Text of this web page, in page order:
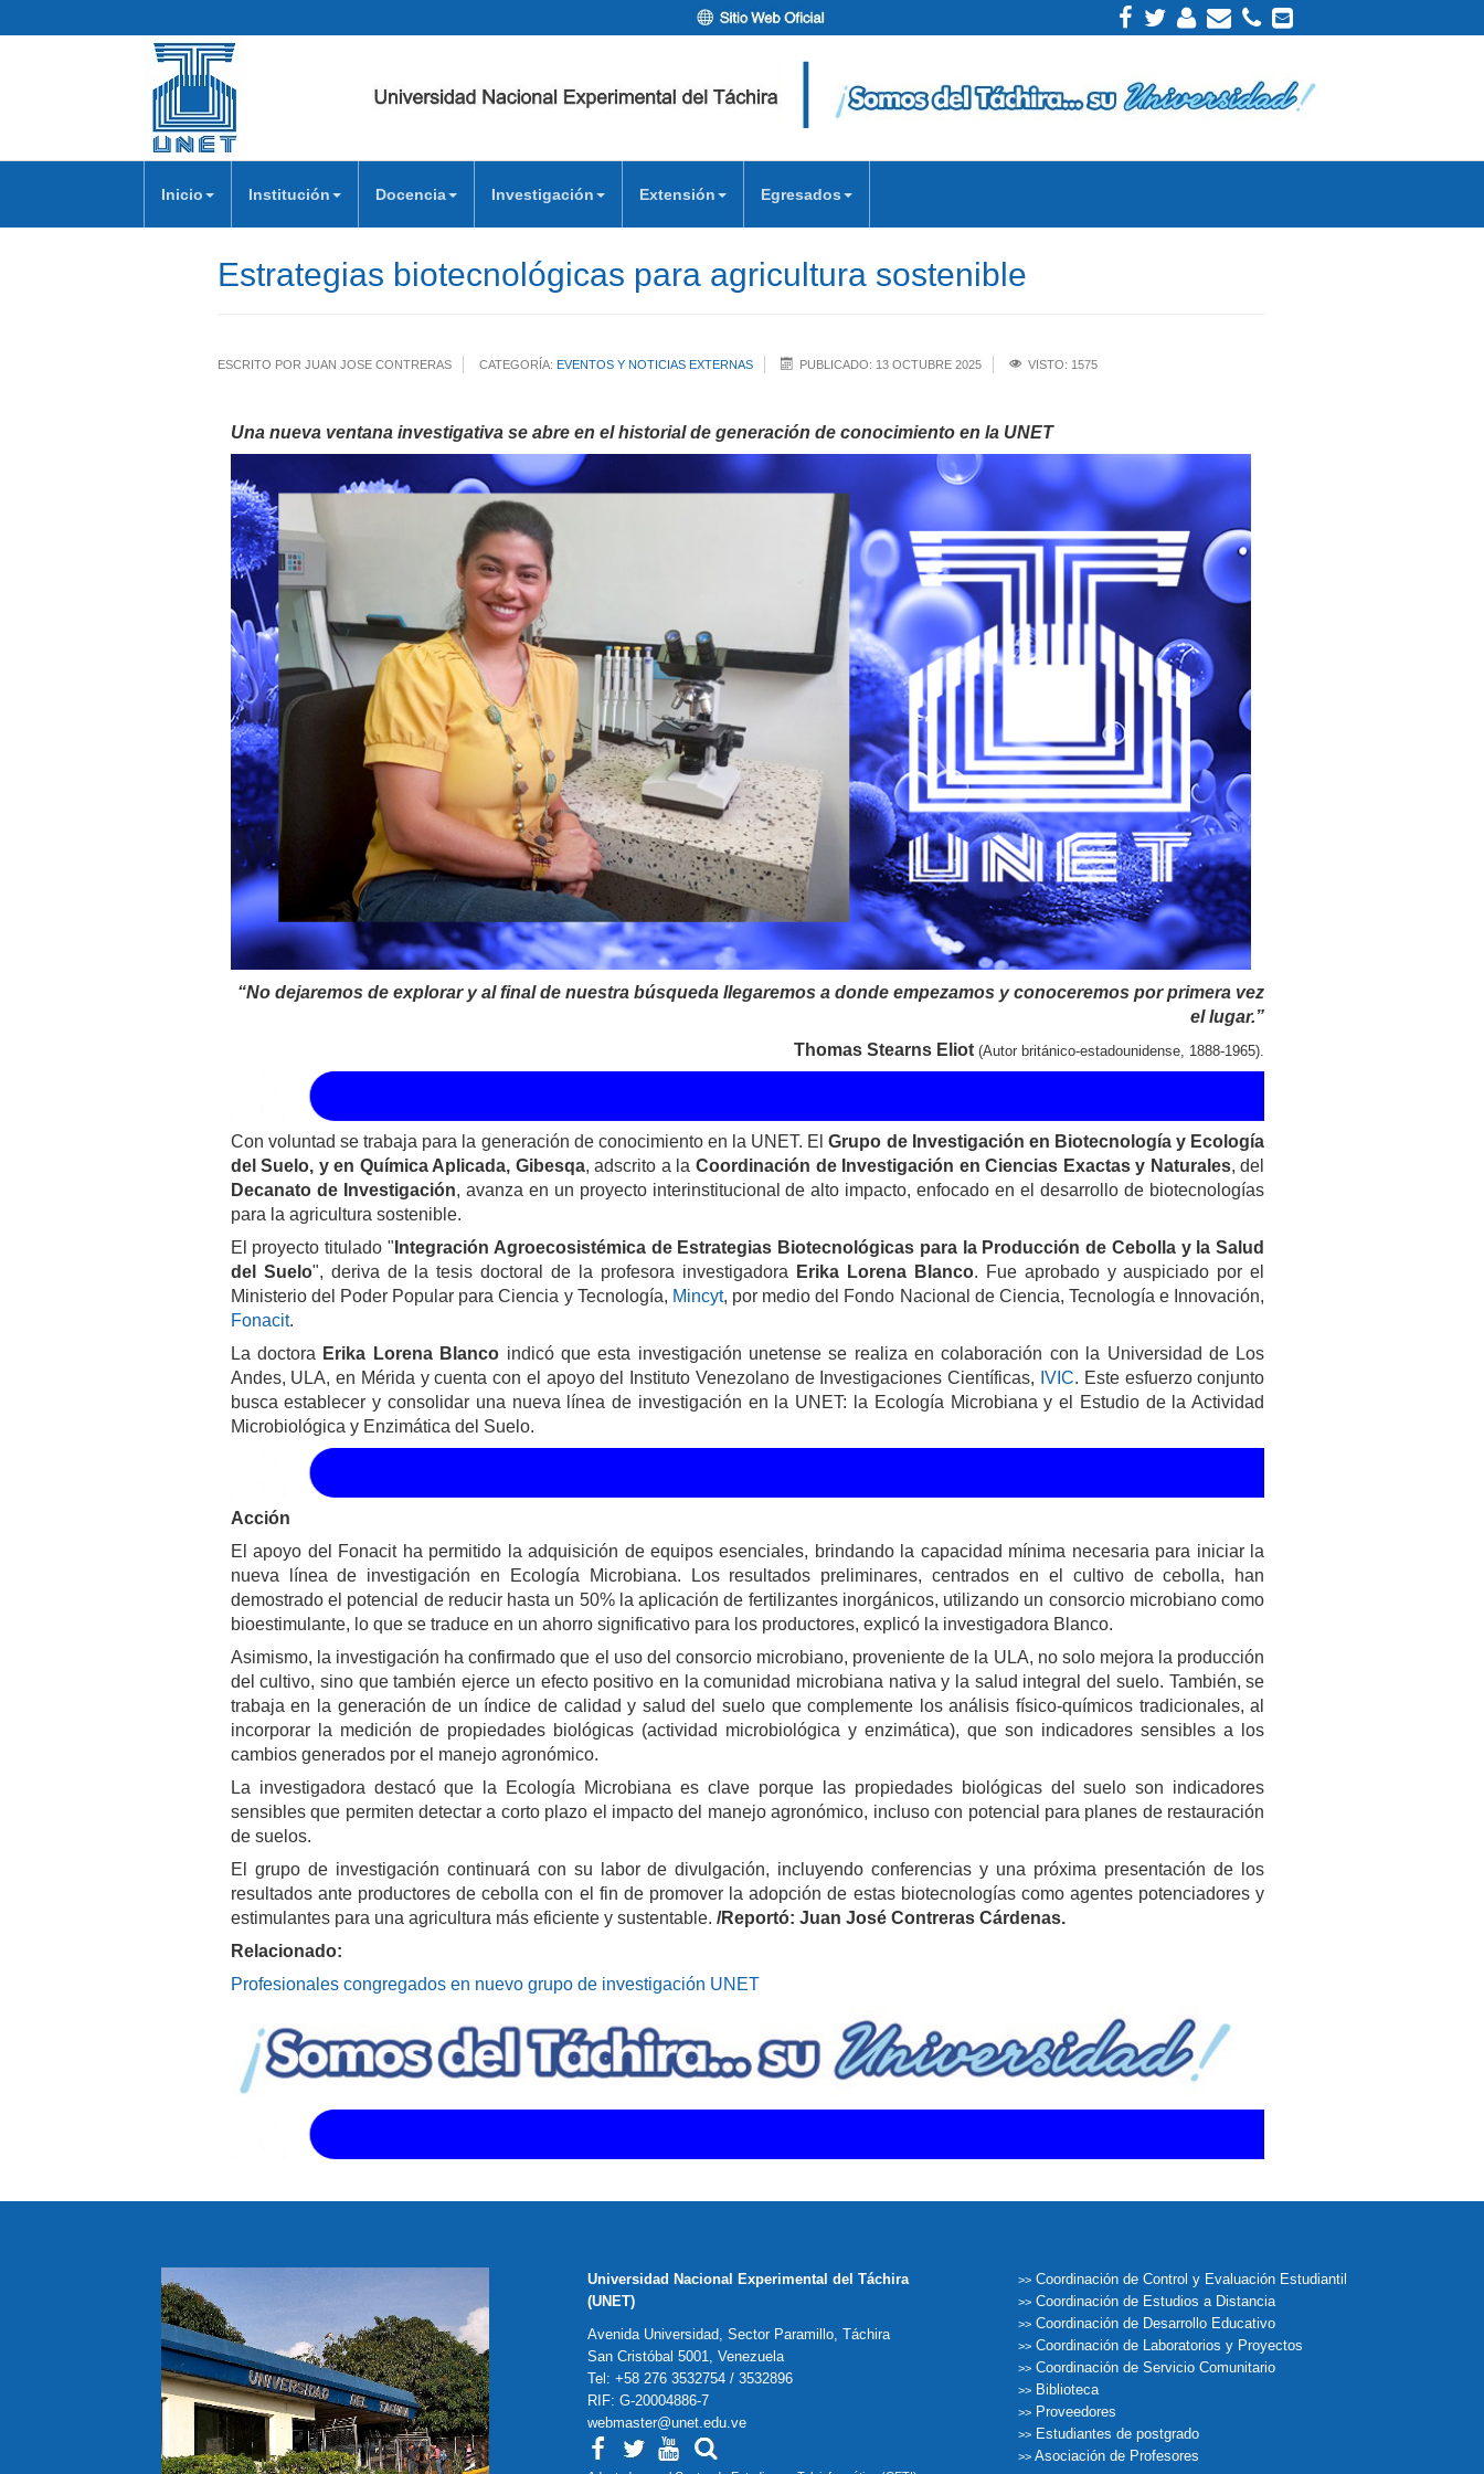
Inicio Institución Docencia Investigación Extensión Egresados
Estrategias biotecnológicas para agricultura sostenible
ESCRITO POR JUAN JOSE CONTRERAS CATEGORÍA: EVENTOS Y NOTICIAS EXTERNAS PUBLICADO: 13 OCTUBRE 2025 VISTO: 1575
Una nueva ventana investigativa se abre en el historial de generación de conocimiento en la UNET
“No dejaremos de explorar y al final de nuestra búsqueda llegaremos a donde empezamos y conoceremos por primera vez
el lugar.”
Thomas Stearns Eliot (Autor británico-estadounidense, 1888-1965).
Con voluntad se trabaja para la generación de conocimiento en la UNET. ElGrupo de Investigación en Biotecnología y Ecología
del Suelo, y en Química Aplicada, Gibesqa, adscrito a laCoordinación de Investigación en Ciencias Exactas y Naturales, del
Decanato de Investigación, avanza en un proyecto interinstitucional de alto impacto, enfocado en el desarrollo de biotecnologías
para la agricultura sostenible.
El proyecto titulado " Integración Agroecosistémica de Estrategias Biotecnológicas para la Producción de Cebolla y la Salud
del Suelo", deriva de la tesis doctoral de la profesora investigadora Erika Lorena Blanco. Fue aprobado y auspiciado por el
Ministerio del Poder Popular para Ciencia y Tecnología, Mincyt, por medio del Fondo Nacional de Ciencia, Tecnología e Innovación,
Fonacit.
La doctora Erika Lorena Blanco indicó que esta investigación unetense se realiza en colaboración con la Universidad de Los
Andes, ULA, en Mérida y cuenta con el apoyo del Instituto Venezolano de Investigaciones Científicas, IVIC. Este esfuerzo conjunto
busca establecer y consolidar una nueva línea de investigación en la UNET: la Ecología Microbiana y el Estudio de la Actividad
Microbiológica y Enzimática del Suelo.
Acción
El apoyo del Fonacit ha permitido la adquisición de equipos esenciales, brindando la capacidad mínima necesaria para iniciar la
nueva línea de investigación en Ecología Microbiana. Los resultados preliminares, centrados en el cultivo de cebolla, han
demostrado el potencial de reducir hasta un 50% la aplicación de fertilizantes inorgánicos, utilizando un consorcio microbiano como
bioestimulante, lo que se traduce en un ahorro significativo para los productores, explicó la investigadora Blanco.
Asimismo, la investigación ha confirmado que el uso del consorcio microbiano, proveniente de la ULA, no solo mejora la producción
del cultivo, sino que también ejerce un efecto positivo en la comunidad microbiana nativa y la salud integral del suelo. También, se
trabaja en la generación de un índice de calidad y salud del suelo que complemente los análisis físico-químicos tradicionales, al
incorporar la medición de propiedades biológicas (actividad microbiológica y enzimática), que son indicadores sensibles a los
cambios generados por el manejo agronómico.
La investigadora destacó que la Ecología Microbiana es clave porque las propiedades biológicas del suelo son indicadores
sensibles que permiten detectar a corto plazo el impacto del manejo agronómico, incluso con potencial para planes de restauración
de suelos.
El grupo de investigación continuará con su labor de divulgación, incluyendo conferencias y una próxima presentación de los
resultados ante productores de cebolla con el fin de promover la adopción de estas biotecnologías como agentes potenciadores y
estimulantes para una agricultura más eficiente y sustentable. /Reportó: Juan José Contreras Cárdenas.
Relacionado:
Profesionales congregados en nuevo grupo de investigación UNET
Universidad Nacional Experimental del Táchira
(UNET)
Avenida Universidad, Sector Paramillo, Táchira
San Cristóbal 5001, Venezuela
Tel: +58 276 3532754 / 3532896
RIF: G-20004886-7
webmaster@unet.edu.ve
>> Coordinación de Control y Evaluación Estudiantil
>> Coordinación de Estudios a Distancia
>> Coordinación de Desarrollo Educativo
>> Coordinación de Laboratorios y Proyectos
>> Coordinación de Servicio Comunitario
>> Biblioteca
>> Proveedores
>> Estudiantes de postgrado
>> Asociación de Profesores